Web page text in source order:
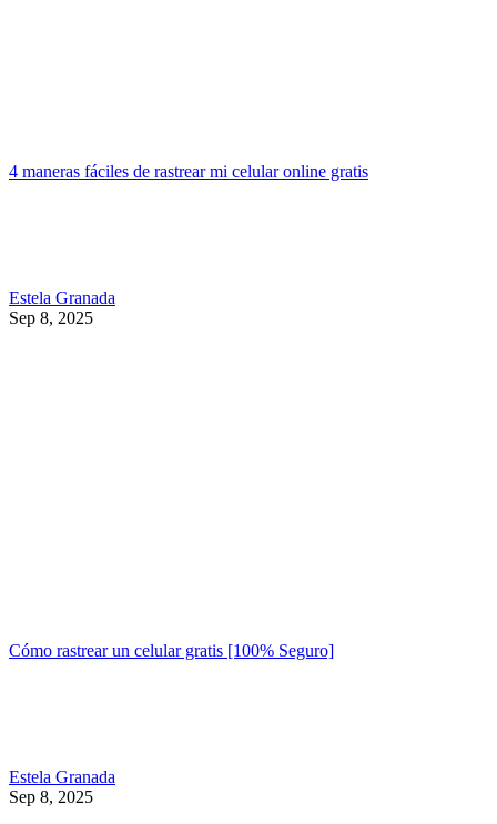
4 maneras fáciles de rastrear mi celular online gratis
Estela Granada
Sep 8, 2025
Cómo rastrear un celular gratis [100% Seguro]
Estela Granada
Sep 8, 2025